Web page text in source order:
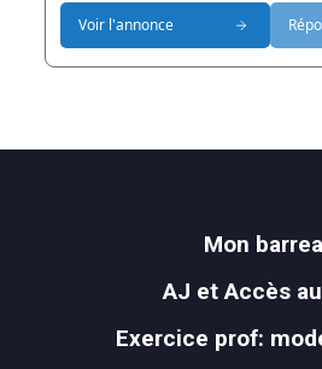
Voir l'annonce
Mon
AJ et Accès
Exercice prof: